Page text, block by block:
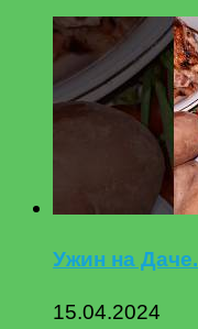
Ужин на Даче.
15.04.2024